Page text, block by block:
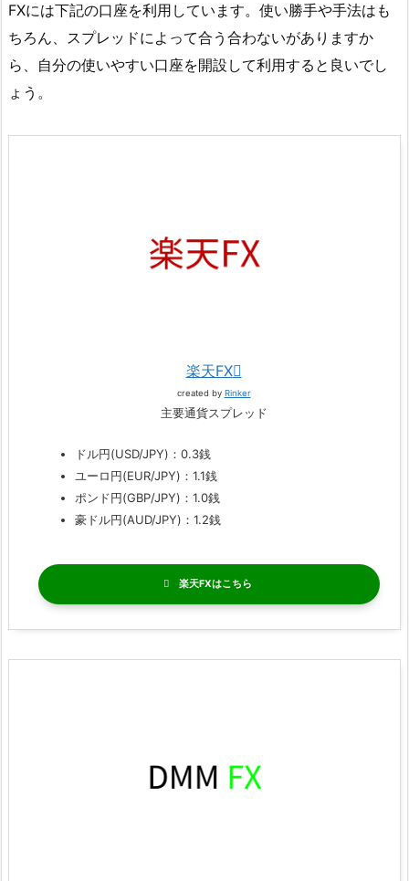
FXには下記の口座を利用しています。使い勝手や手法はも
ちろん、スプレッドによって合う合わないがありますか
ら、自分の使いやすい口座を開設して利用すると良いでし
ょう。
楽天FX
created by Rinker
主要通貨スプレッド
ドル円(USD/JPY)：0.3銭
ユーロ円(EUR/JPY)：1.1銭
ポンド円(GBP/JPY)：1.0銭
豪ドル円(AUD/JPY)：1.2銭
楽天FX